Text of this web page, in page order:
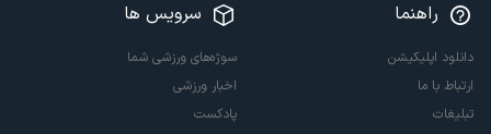
راهنما
دانلود اپلیکیشن
ارتباط با ما
تبلیغات
سرویس ها
سوژه‌های ورزشی شما
اخبار ورزشی
پادکست